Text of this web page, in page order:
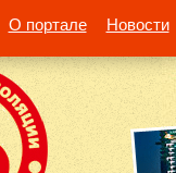
О портале Новости